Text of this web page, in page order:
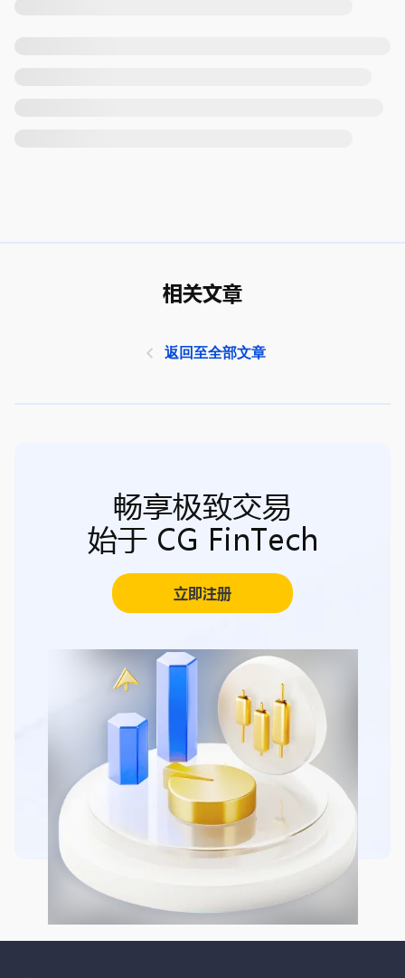
相关文章
返回至全部文章
畅享极致交易
始于 CG FinTech
立即注册